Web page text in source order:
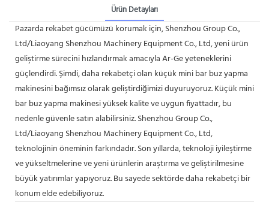
Ürün Detayları
Pazarda rekabet gücümüzü korumak için, Shenzhou Group Co.,
Ltd/Liaoyang Shenzhou Machinery Equipment Co., Ltd, yeni ürün
geliştirme sürecini hızlandırmak amacıyla Ar-Ge yeteneklerini
güçlendirdi. Şimdi, daha rekabetçi olan küçük mini bar buz yapma
makinesini bağımsız olarak geliştirdiğimizi duyuruyoruz. Küçük mini
bar buz yapma makinesi yüksek kalite ve uygun fiyattadır, bu
nedenle güvenle satın alabilirsiniz. Shenzhou Group Co.,
Ltd/Liaoyang Shenzhou Machinery Equipment Co., Ltd,
teknolojinin öneminin farkındadır. Son yıllarda, teknoloji iyileştirme
ve yükseltmelerine ve yeni ürünlerin araştırma ve geliştirilmesine
büyük yatırımlar yapıyoruz. Bu sayede sektörde daha rekabetçi bir
konum elde edebiliyoruz.